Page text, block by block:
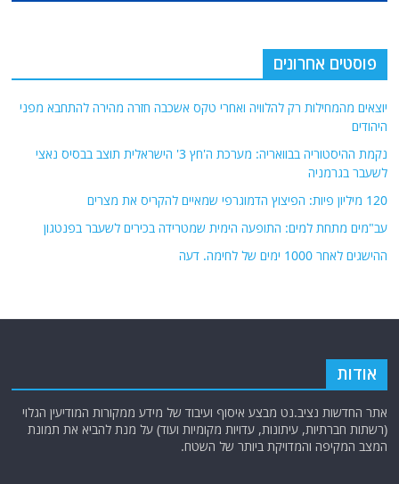
פוסטים אחרונים
יוצאים מהמחילות רק להלוויה ואחרי טקס אשכבה חזרה מהירה להתחבא מפני
היהודים
נקמת ההיסטוריה בבוואריה: מערכת ה'חץ 3' הישראלית תוצב בבסיס נאצי
לשעבר בגרמניה
120 מיליון פיות: הפיצוץ הדמוגרפי שמאיים להקריס את מצרים
עב"מים מתחת למים: התופעה הימית שמטרידה בכירים לשעבר בפנטגון
ההישגים לאחר 1000 ימים של לחימה. דעה
אודות
אתר החדשות נציב.נט מבצע איסוף ועיבוד של מידע ממקורות המודיעין הגלוי
(רשתות חברתיות, עיתונות, עדויות מקומיות ועוד) על מנת להביא את תמונת
המצב המקיפה והמדויקת ביותר של השטח.